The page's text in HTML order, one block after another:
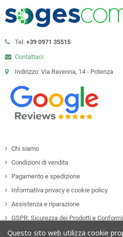
Tel: +39 0971 35515
Contattaci
Indirizzo: Via Ravenna, 14 - Potenza
Chi siamo
Condizioni di vendita
Pagamento e spedizione
Informativa privacy e cookie policy
Assistenza e riparazione
GSPR: Sicurezza dei Prodotti e
Contattaci
Questo sito web utilizza cookie